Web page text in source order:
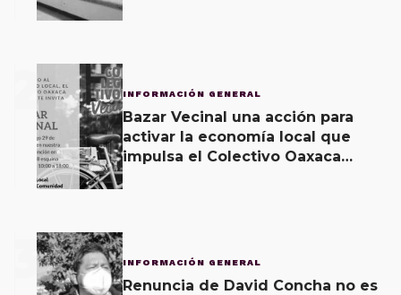
2 INFORMACIÓN GENERAL
Bazar Vecinal una acción para
activar la economía local que
impulsa el Colectivo Oaxaca
3 INFORMACIÓN GENERAL
Renuncia de David Concha no es